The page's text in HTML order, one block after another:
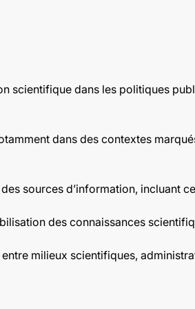
scientifique dans les politiques
dans des contextes
sources d’information, incluant
des connaissances
milieux scientifiques,